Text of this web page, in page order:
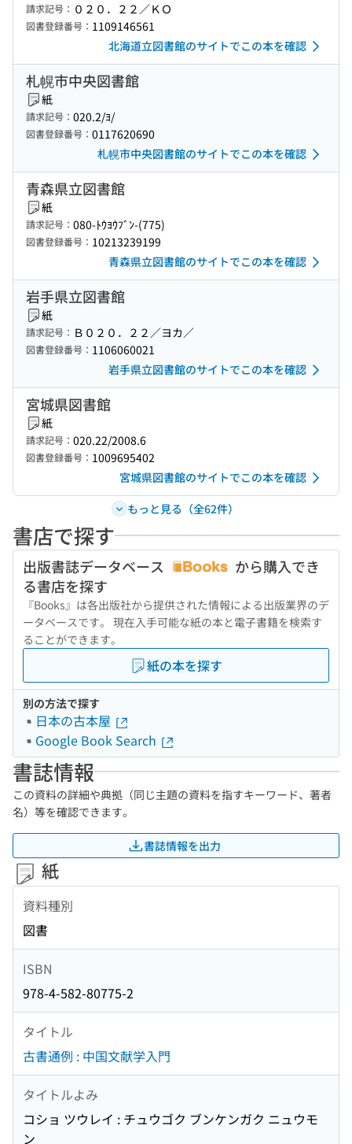
請求記号： ０２０．２２／ＫＯ
図書登録番号： 1109146561
北海道立図書館のサイトでこの本を確認
札幌市中央図書館
紙
請求記号： 020.2/ﾖ/
図書登録番号： 0117620690
札幌市中央図書館のサイトでこの本を確認
青森県立図書館
紙
請求記号： 080-ﾄｳﾖｳﾌﾞﾝ-(775)
図書登録番号： 10213239199
青森県立図書館のサイトでこの本を確認
岩手県立図書館
紙
請求記号： Ｂ０２０．２２／ヨカ／
図書登録番号： 1106060021
岩手県立図書館のサイトでこの本を確認
宮城県図書館
紙
請求記号： 020.22/2008.6
図書登録番号： 1009695402
宮城県図書館のサイトでこの本を確認
もっと見る（全62件）
書店で探す
出版書誌データベース
から購入でき
る書店を探す
『Books』は各出版社から提供された情報による出版業界のデ
ータベースです。 現在入手可能な紙の本と電子書籍を検索す
ることができます。
紙の本を探す
別の方法で探す
日本の古本屋
Google Book Search
書誌情報
この資料の詳細や典拠（同じ主題の資料を指すキーワード、著者
名）等を確認できます。
書誌情報を出力
紙
資料種別
図書
ISBN
978-4-582-80775-2
タイトル
古書通例 : 中国文献学入門
タイトルよみ
コショ ツウレイ : チュウゴク ブンケンガク ニュウモ
ン